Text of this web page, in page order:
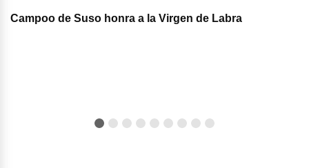
Campoo de Suso honra a la Virgen de Labra